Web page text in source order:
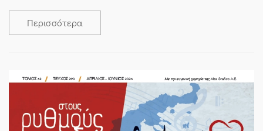
Περισσότερα